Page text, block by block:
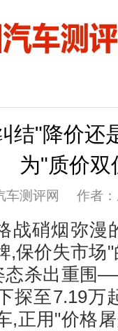
结"降价还
为"质价
车测评网 作者
硝烟弥漫
,保价失市场
态杀出重围
探至7.19万
,正用"价格